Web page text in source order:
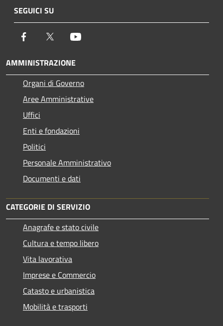
SEGUICI SU
Facebook Twitter
AMMINISTRAZIONE
Organi di Governo
Aree Amministrative
Uffici
Enti e fondazioni
Politici
Personale Amministrativo
Documenti e dati
CATEGORIE DI SERVIZIO
Anagrafe e stato civile
Cultura e tempo libero
Vita lavorativa
Imprese e Commercio
Catasto e urbanistica
Mobilità e trasporti